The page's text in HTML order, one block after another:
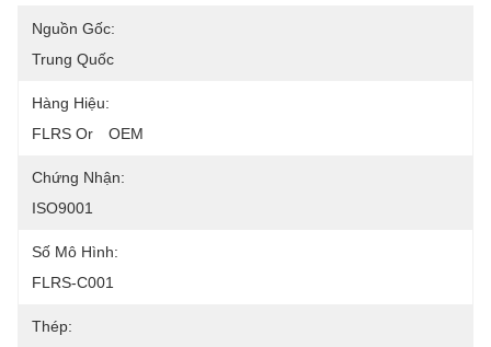
Nguồn Gốc:
Trung Quốc
Hàng Hiệu:
FLRS Or　OEM
Chứng Nhận:
ISO9001
Số Mô Hình:
FLRS-C001
Thép: